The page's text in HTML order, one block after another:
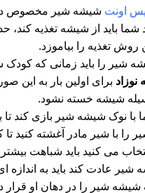
اونت شیشه شیر مخصوص دارد.( شیشه
باید از شیشه تغذیه کند،
روش تغذیه را بیاموزد.
شیر را باید زمانی که
برای اولین بار به این
شیشه خسته نشود.
با نوک شیشه شیر بازی کند تا
را با شیر مادر آغشته کنید
می کنید باید شباهت
شیر عادت کند باید به
شیر را در دهان او قرار